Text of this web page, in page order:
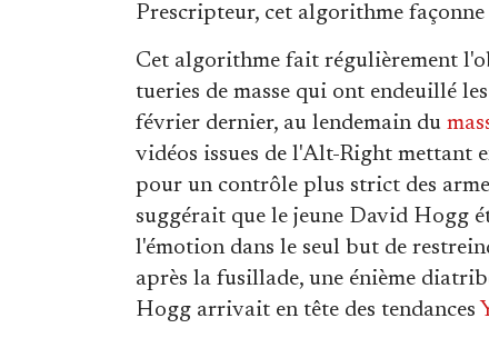
Prescripteur, cet algorithme façonne
Cet algorithme fait régulièrement
tueries de masse qui ont endeuillé
février dernier, au lendemain du
vidéos issues de l'Alt-Right mettant
pour un contrôle plus strict des
suggérait que le jeune David Hogg
l'émotion dans le seul but de
après la fusillade, une énième
Hogg arrivait en tête des tendances